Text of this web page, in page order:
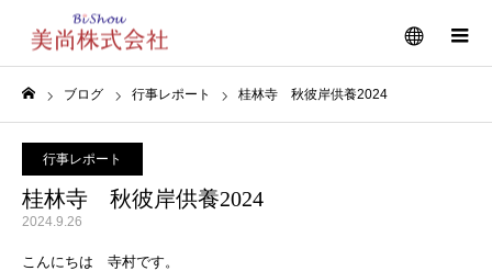
メニュー
ブログ 行事レポート 桂林寺 秋彼岸供養2024
行事レポート
桂林寺 秋彼岸供養2024
2024.9.26
こんにちは 寺村です。